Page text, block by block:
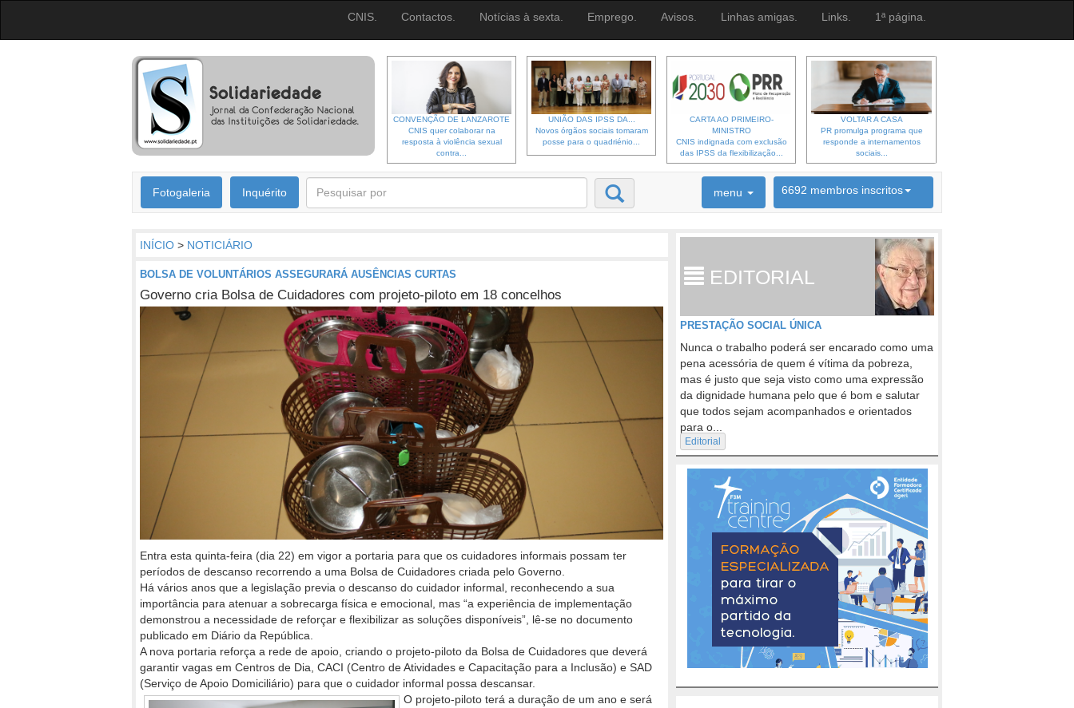
CNIS. Contactos. Notícias à sexta. Emprego. Avisos. Linhas amigas. Links. 1ª página.
CONVENÇÃO DE LANZAROTE
CNIS quer colaborar na
resposta à violência sexual
contra...
UNIÃO DAS IPSS DA...
Novos órgãos sociais tomaram
posse para o quadriénio...
CARTA AO PRIMEIRO-
MINISTRO
CNIS indignada com exclusão
das IPSS da flexibilização...
VOLTAR A CASA
PR promulga programa que
responde a internamentos
sociais...
Fotogaleria Inquérito menu 6692 membros inscritos
INÍCIO > NOTICIÁRIO
BOLSA DE VOLUNTÁRIOS ASSEGURARÁ AUSÊNCIAS CURTAS
Governo cria Bolsa de Cuidadores com projeto-piloto em 18 concelhos
Entra esta quinta-feira (dia 22) em vigor a portaria para que os cuidadores informais possam ter
períodos de descanso recorrendo a uma Bolsa de Cuidadores criada pelo Governo.
Há vários anos que a legislação previa o descanso do cuidador informal, reconhecendo a sua
importância para atenuar a sobrecarga física e emocional, mas “a experiência de implementação
demonstrou a necessidade de reforçar e flexibilizar as soluções disponíveis”, lê-se no documento
publicado em Diário da República.
A nova portaria reforça a rede de apoio, criando o projeto-piloto da Bolsa de Cuidadores que deverá
garantir vagas em Centros de Dia, CACI (Centro de Atividades e Capacitação para a Inclusão) e SAD
(Serviço de Apoio Domiciliário) para que o cuidador informal possa descansar.
O projeto-piloto terá a duração de um ano e será
EDITORIAL
PRESTAÇÃO SOCIAL ÚNICA
Nunca o trabalho poderá ser encarado como uma
pena acessória de quem é vítima da pobreza,
mas é justo que seja visto como uma expressão
da dignidade humana pelo que é bom e salutar
que todos sejam acompanhados e orientados
para o...
Editorial